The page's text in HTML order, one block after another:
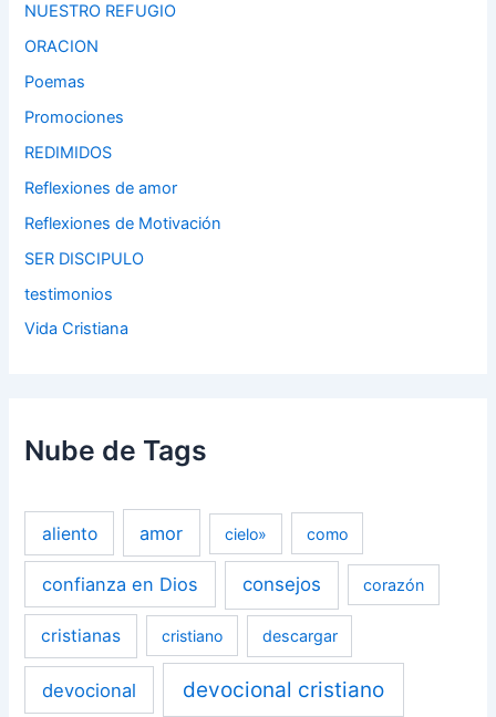
NUESTRO REFUGIO
ORACION
Poemas
Promociones
REDIMIDOS
Reflexiones de amor
Reflexiones de Motivación
SER DISCIPULO
testimonios
Vida Cristiana
Nube de Tags
aliento amor cielo» como
confianza en Dios consejos corazón
cristianas cristiano descargar
devocional devocional cristiano